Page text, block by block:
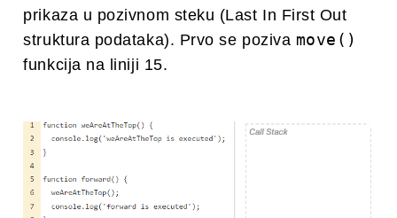
prikaza u pozivnom steku (Last In First Out
struktura podataka). Prvo se poziva move()
funkcija na liniji 15.